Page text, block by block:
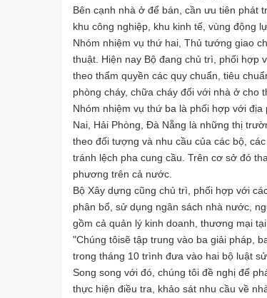
Bên cạnh nhà ở để bán, cần ưu tiên phát
khu công nghiệp, khu kinh tế, vùng động
Nhóm nhiệm vụ thứ hai, Thủ tướng giao
thuật. Hiện nay Bộ đang chủ trì, phối hợp
theo thẩm quyền các quy chuẩn, tiêu
phòng cháy, chữa cháy đối với nhà ở cho
Nhóm nhiệm vụ thứ ba là phối hợp với
Nai, Hải Phòng, Đà Nẵng là những thị
theo đối tượng và nhu cầu của các bộ,
tránh lệch pha cung cầu. Trên cơ sở đó
phương trên cả nước.
Bộ Xây dựng cũng chủ trì, phối hợp với
phân bổ, sử dụng ngân sách nhà nước,
gồm cả quản lý kinh doanh, thương mại
"Chúng tôisẽ tập trung vào ba giải pháp,
trong tháng 10 trình đưa vào hai bộ luật
Song song với đó, chúng tôi đề nghị để
thực hiện điều tra, khảo sát nhu cầu về